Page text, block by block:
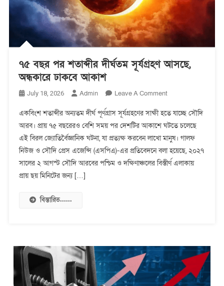
৭৫ বছর পর শতাব্দীর দীর্ঘতম সূর্যগ্রহণ আসছে,
অন্ধকারে ঢাকবে আকাশ
July 18, 2026 Admin Leave A CommentOn
বছর
পর
শতাব্দীর
দীর্ঘতম
সূর্যগ্রহণ
একবিংশ শতাব্দীর অন্যতম দীর্ঘ পূর্ণগ্রাস সূর্যগ্রহণের সাক্ষী হতে যাচ্ছে সৌদি
আরব। প্রায় ৭৫ বছরেরও বেশি সময় পর দেশটির আকাশে ঘটতে চলেছে
এই বিরল জ্যোতির্বৈজ্ঞানিক ঘটনা, যা প্রত্যক্ষ করবেন লাখো মানুষ। গালফ
নিউজ ও সৌদি প্রেস এজেন্সি (এসপিএ)-এর প্রতিবেদনে বলা হয়েছে, ২০২৭
সালের ২ আগস্ট সৌদি আরবের পশ্চিম ও দক্ষিণাঞ্চলের বিস্তীর্ণ এলাকায়
প্রায় ছয় মিনিটের জন্য […]
বিস্তারিত......